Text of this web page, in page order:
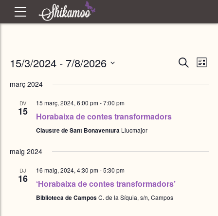
Cerca
Llista
15/3/2024 - 7/8/2026
una
data
març 2024
DV
15
15 març, 2024, 6:00 pm-7:00 pm
Horabaixa de contes transformadors
Claustre de Sant Bonaventura Llucmajor
maig 2024
DJ
16
16 maig, 2024, 4:30 pm-5:30 pm
‘Horabaixa de contes transformadors’
Biblioteca de CamposC. de la Síquia, s/n, Campos